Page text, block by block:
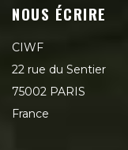
NOUS ÉCRIRE
CIWF
22 rue du Sentier
75002 PARIS
France